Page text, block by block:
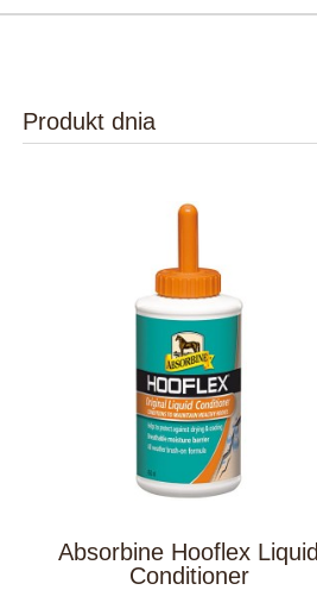
Produkt dnia
Absorbine Hooflex Liquid
Conditioner